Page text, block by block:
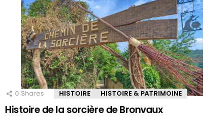
0 Shares HISTOIRE HISTOIRE & PATRIMOINE
Histoire de la sorcière de Bronvaux